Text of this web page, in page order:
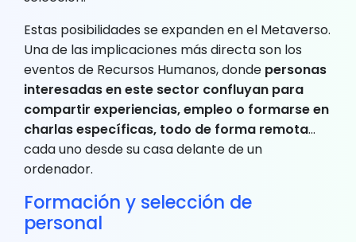
Estas posibilidades se expanden en el Metaverso.
Una de las implicaciones más directa son los
eventos de Recursos Humanos, donde personas
interesadas en este sector confluyan para
compartir experiencias, empleo o formarse en
charlas específicas, todo de forma remota…
cada uno desde su casa delante de un
ordenador.
Formación y selección de
personal